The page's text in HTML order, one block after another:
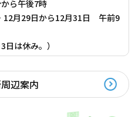
ら午後7時
12月29日から12月31日 午前9
日は休み。）
辺案内